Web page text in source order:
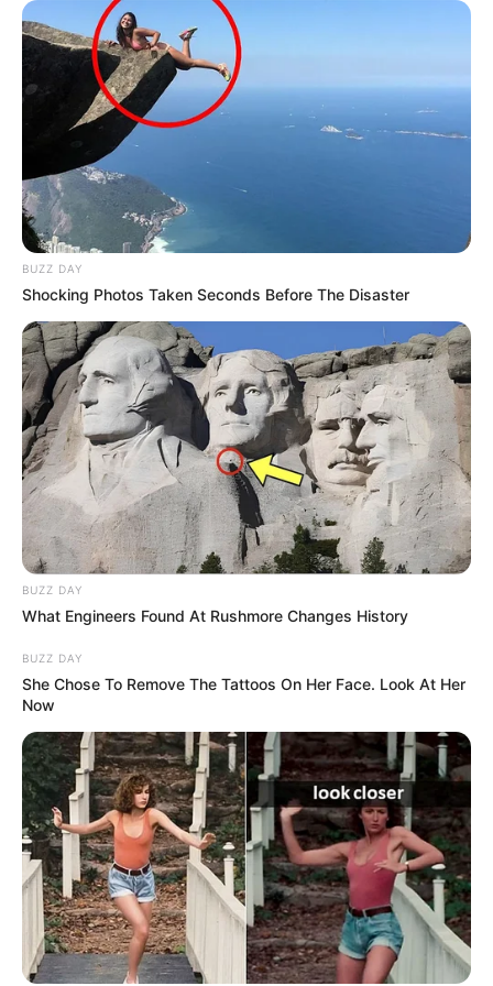
En Conclusion le bon Ticket pour
ce Quinté+
Le Prix de Cornulier 2025 promet une course
haletante où l’équilibre entre régularité, préparation
et capacité à briller sous pression sera déterminant.
Gazelle de Val, invaincue, semble prête à relever le
défi d’une première victoire dans cette prestigieuse
épreuve. Idéale du Chêne et Joumba de Guez sont
des rivales sérieuses, tandis qu’Ina du Rib et
BUZZ DAY
Shocking Photos Taken Seconds Before The Disaster
BUZZ DAY
What Engineers Found At Rushmore Changes History
BUZZ DAY
She Chose To Remove The Tattoos On Her Face. Look At Her
Now